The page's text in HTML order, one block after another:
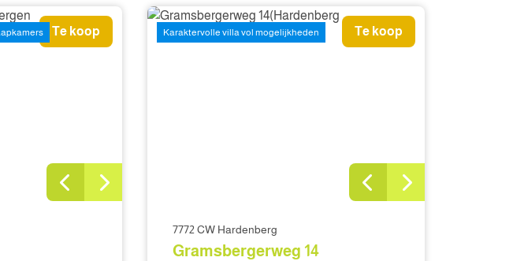
Te koop Te koop
Karaktervolle villa vol mogelijkheden
7772 CW Hardenberg
Gramsbergerweg 14